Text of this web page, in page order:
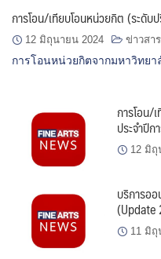
การโอน/เทียบโอนหน่วยกิต (ระดั
12 มิถุนายน 2024 ข่าวสาร
การโอนหน่วยกิตจากมหาวิทย
การโอน
ประจำปี
12 มิถุ
บริการอ
(Update
11 มิถุ